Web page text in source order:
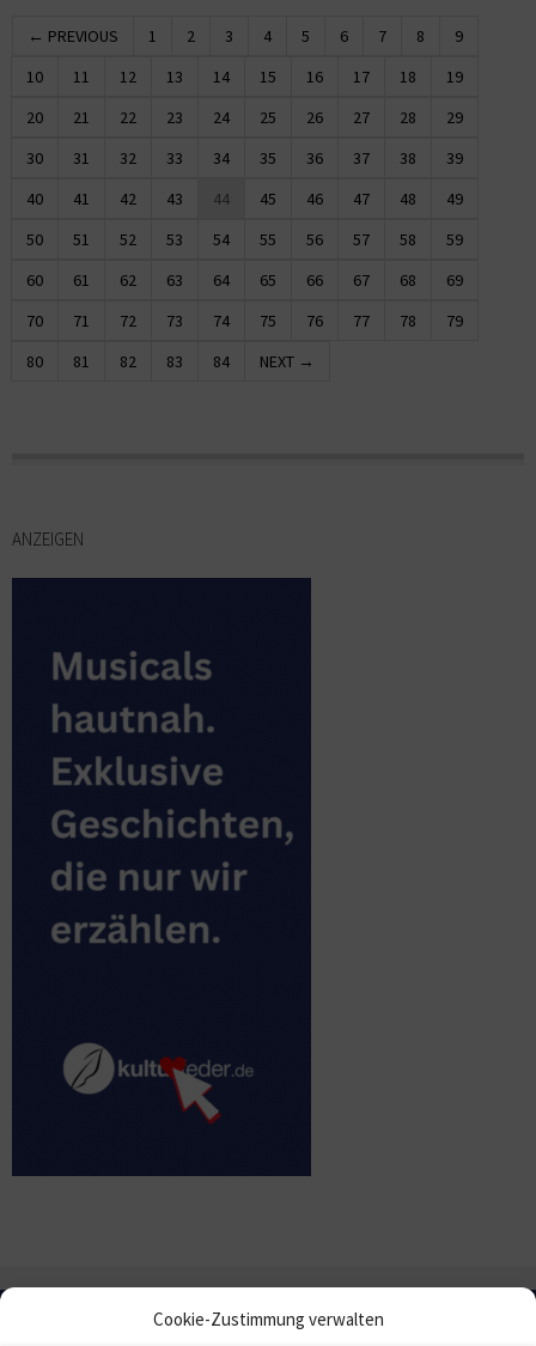
Cookie-Zustimmung verwalten
← PREVIOUS 1 2 3 4 5 6 7 8
9
10
11 12 13 14 15 16 17 18
19
20
21 22 23 24 25 26 27 28
29
30
31 32 33 34 35 36 37 38
39
40
41 42 43 44 45 46 47 48
49
50
51 52 53 54 55 56 57 58
59
60
61 62 63 64 65 66 67 68
69
70
71 72 73 74 75 76 77 78
79
80
81 82 83 84 NEXT →
ANZEIGEN